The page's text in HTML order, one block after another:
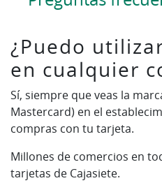
¿Puedo
en cualquier
Sí, siempre que veas la
Mastercard) en el
compras con tu tarjeta.
Millones de comercios en
tarjetas de Cajasiete.